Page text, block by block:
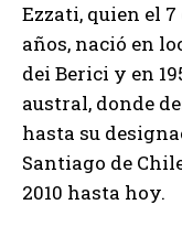
Ezzati, quien el
años, nació en
dei Berici y en
austral, donde
hasta su
Santiago de
2010 hasta hoy.